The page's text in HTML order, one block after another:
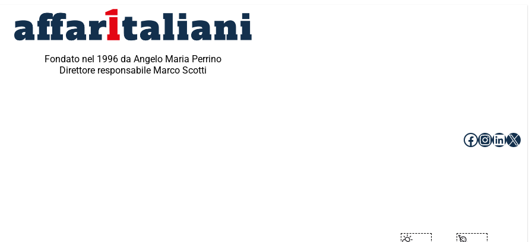
Fondato nel 1996 da Angelo Maria Perrino
Direttore responsabile Marco Scotti
Facebook
X